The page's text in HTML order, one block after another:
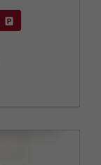
an (PDF)